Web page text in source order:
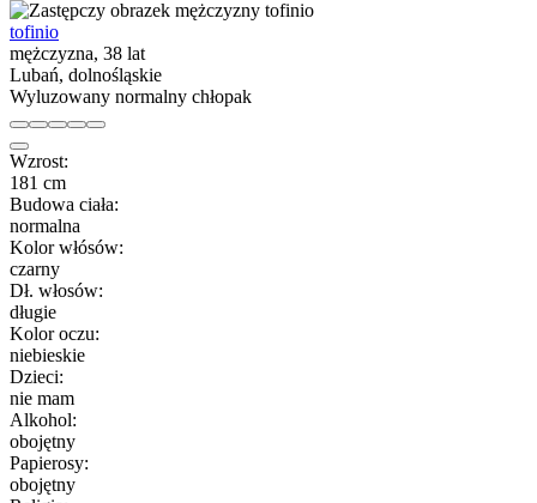
tofinio
mężczyzna, 38 lat
Lubań, dolnośląskie
Wyluzowany normalny chłopak
Wzrost:
181 cm
Budowa ciała:
normalna
Kolor włósów:
czarny
Dł. włosów:
długie
Kolor oczu:
niebieskie
Dzieci:
nie mam
Alkohol:
obojętny
Papierosy:
obojętny